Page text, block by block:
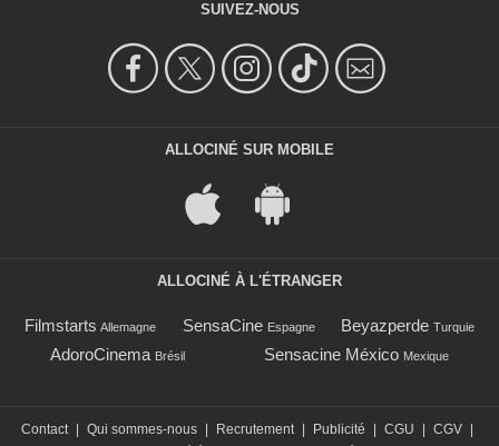
SUIVEZ-NOUS
ALLOCINÉ SUR MOBILE
ALLOCINÉ À L'ÉTRANGER
Filmstarts Allemagne SensaCine Espagne Beyazperde Turquie
AdoroCinema Brésil Sensacine México Mexique
Contact Qui sommes-nous Recrutement Publicité CGU CGV